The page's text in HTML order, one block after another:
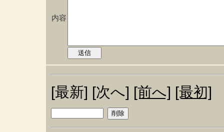
内容
[最新] [次へ] [前へ] [最初]